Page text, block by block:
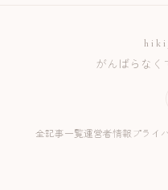
がんばらなく
全記事一覧運営者情報 プライ